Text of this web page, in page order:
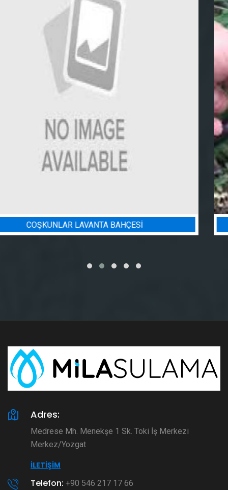
BADEM BAHÇESI SULAMA PROJESI
Adres:
Medrese Mh. Menekşe 1 Sk. Toki İş Merkezi
Merkez/Yozgat
İLETIŞIM
Telefon: +90 546 217 17 66